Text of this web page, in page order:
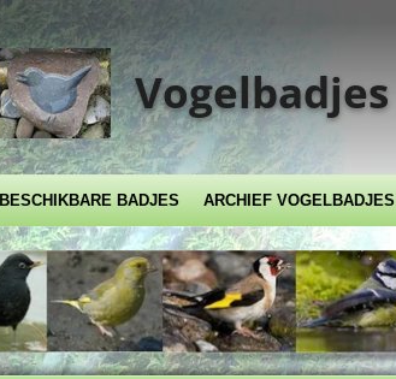
Vogelbadjes
BESCHIKBARE BADJES ARCHIEF VOGELBADJES